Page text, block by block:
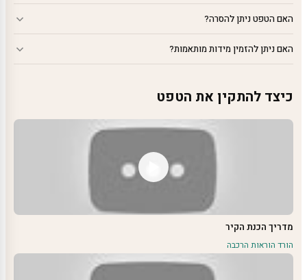
האם הטפט ניתן להסרה?
האם ניתן להזמין מידות מותאמות?
כיצד להתקין את הטפט
מדריך הכנת הקיר
הורד הוראות הרכבה